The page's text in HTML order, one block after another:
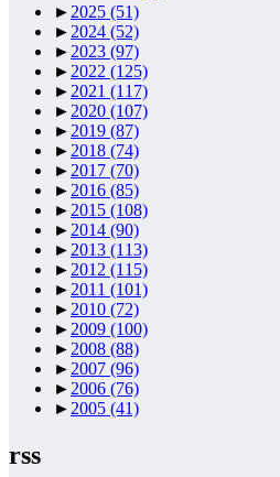
► 2025 (51)
► 2024 (52)
► 2023 (97)
► 2022 (125)
► 2021 (117)
► 2020 (107)
► 2019 (87)
► 2018 (74)
► 2017 (70)
► 2016 (85)
► 2015 (108)
► 2014 (90)
► 2013 (113)
► 2012 (115)
► 2011 (101)
► 2010 (72)
► 2009 (100)
► 2008 (88)
► 2007 (96)
► 2006 (76)
► 2005 (41)
rss